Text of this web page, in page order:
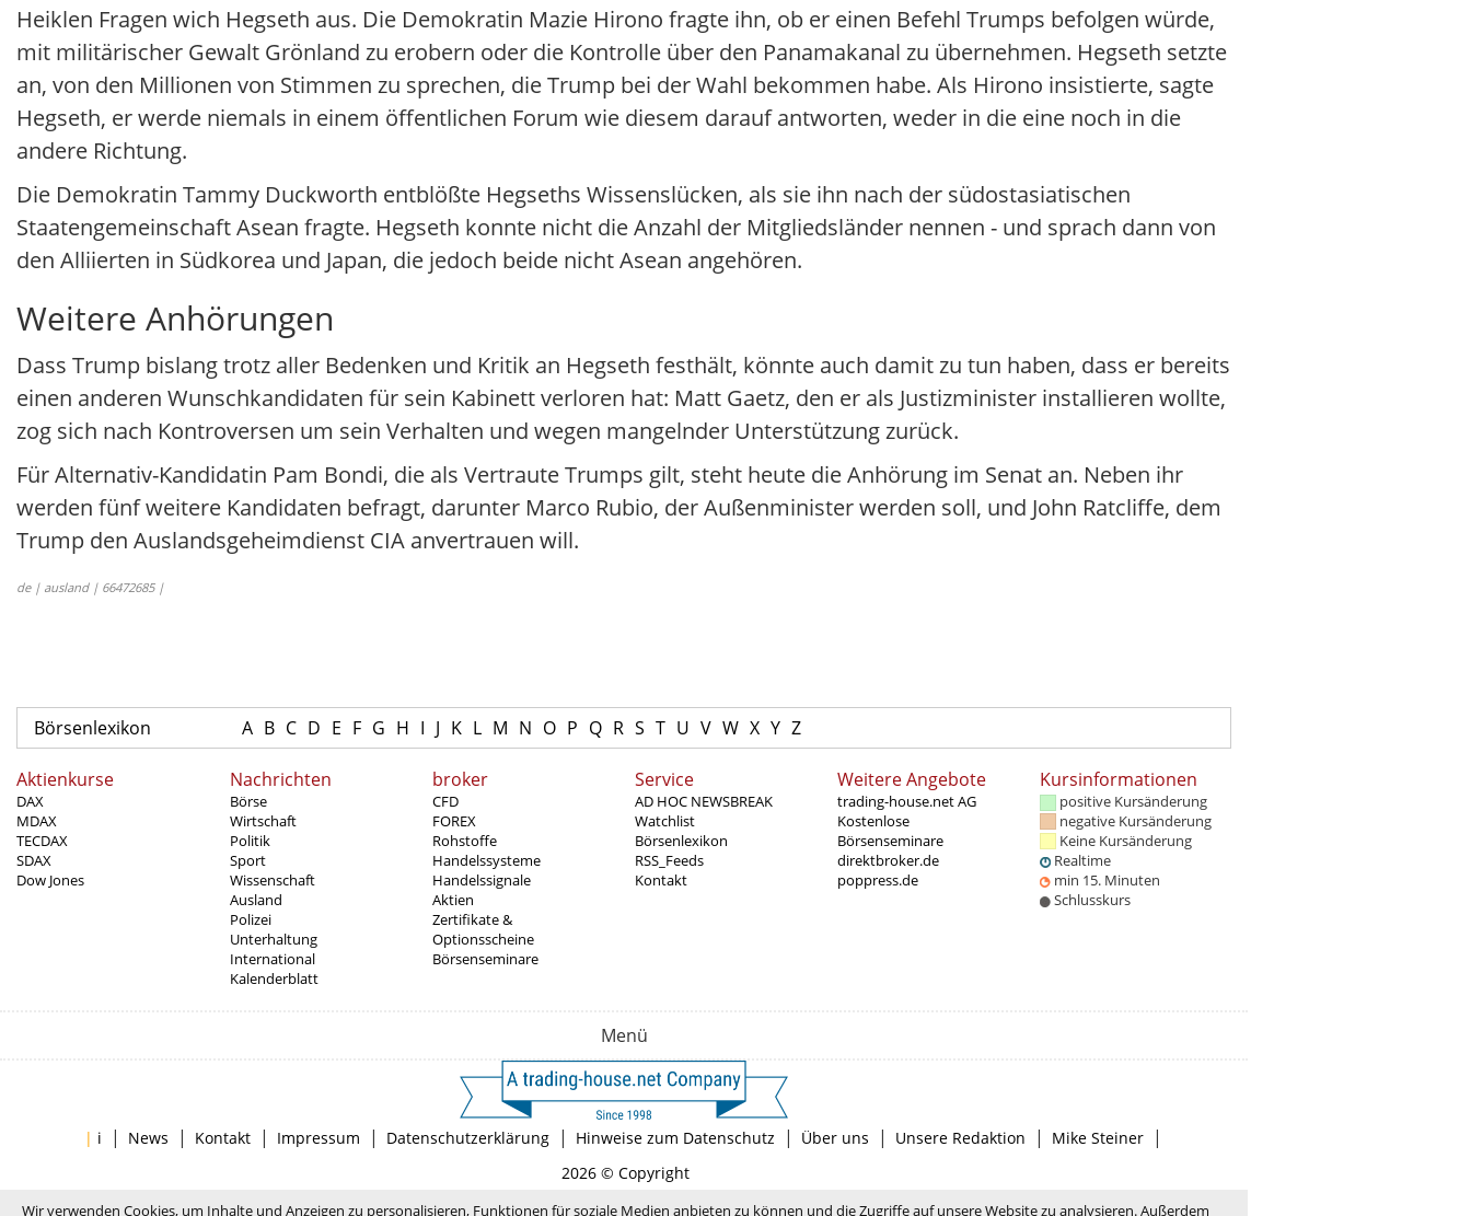
Heiklen Fragen wich Hegseth aus. Die Demokratin Mazie Hirono fragte ihn, ob er einen Befehl Trumps befolgen würde,
mit militärischer Gewalt Grönland zu erobern oder die Kontrolle über den Panamakanal zu übernehmen. Hegseth setzte
an, von den Millionen von Stimmen zu sprechen, die Trump bei der Wahl bekommen habe. Als Hirono insistierte, sagte
Hegseth, er werde niemals in einem öffentlichen Forum wie diesem darauf antworten, weder in die eine noch in die
andere Richtung.
Die Demokratin Tammy Duckworth entblößte Hegseths Wissenslücken, als sie ihn nach der südostasiatischen
Staatengemeinschaft Asean fragte. Hegseth konnte nicht die Anzahl der Mitgliedsländer nennen - und sprach dann von
den Alliierten in Südkorea und Japan, die jedoch beide nicht Asean angehören.
Weitere Anhörungen
Dass Trump bislang trotz aller Bedenken und Kritik an Hegseth festhält, könnte auch damit zu tun haben, dass er bereits
einen anderen Wunschkandidaten für sein Kabinett verloren hat: Matt Gaetz, den er als Justizminister installieren wollte,
zog sich nach Kontroversen um sein Verhalten und wegen mangelnder Unterstützung zurück.
Für Alternativ-Kandidatin Pam Bondi, die als Vertraute Trumps gilt, steht heute die Anhörung im Senat an. Neben ihr
werden fünf weitere Kandidaten befragt, darunter Marco Rubio, der Außenminister werden soll, und John Ratcliffe, dem
Trump den Auslandsgeheimdienst CIA anvertrauen will.
de | ausland | 66472685 |
Börsenlexikon A B C D E F G H I J K L M N O P Q R S T U V W X Y Z
Aktienkurse
DAX
MDAX
TECDAX
SDAX
Dow Jones
Nachrichten
Börse
Wirtschaft
Politik
Sport
Wissenschaft
Ausland
Polizei
Unterhaltung
International
Kalenderblatt
broker
CFD
FOREX
Rohstoffe
Handelssysteme
Handelssignale
Aktien
Zertifikate &
Optionsscheine
Börsenseminare
Service
AD HOC NEWSBREAK
Watchlist
Börsenlexikon
RSS_Feeds
Kontakt
Weitere Angebote
trading-house.net AG
Kostenlose
Börsenseminare
direktbroker.de
poppress.de
Kursinformationen
positive Kursänderung
negative Kursänderung
Keine Kursänderung
Realtime
min 15. Minuten
Schlusskurs
Menü
| i | News | Kontakt | Impressum | Datenschutzerklärung | Hinweise zum Datenschutz | Über uns | Unsere Redaktion | Mike Steiner |
2026 © Copyright
Wir verwenden Cookies, um Inhalte und Anzeigen zu personalisieren, Funktionen für soziale Medien anbieten zu können und die Zugriffe auf unsere Website zu analysieren. Außerdem